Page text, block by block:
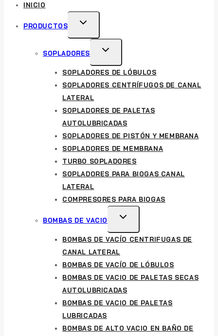
INICIO
PRODUCTOS
TOGGLE
CHILD
MENU
SOPLADORES
TOGGLE
CHILD
MENU
SOPLADORES DE LÓBULOS
SOPLADORES CENTRÍFUGOS DE CANAL
LATERAL
SOPLADORES DE PALETAS
AUTOLUBRICADAS
SOPLADORES DE PISTÓN Y MEMBRANA
SOPLADORES DE MEMBRANA
TURBO SOPLADORES
SOPLADORES PARA BIOGAS CANAL
LATERAL
COMPRESORES PARA BIOGAS
BOMBAS DE VACIO
TOGGLE
CHILD
MENU
BOMBAS DE VACÍO CENTRIFUGAS DE
CANAL LATERAL
BOMBAS DE VACÍO DE LÓBULOS
BOMBAS DE VACIO DE PALETAS SECAS
AUTOLUBRICADAS
BOMBAS DE VACIO DE PALETAS
LUBRICADAS
BOMBAS DE ALTO VACIO EN BAÑO DE